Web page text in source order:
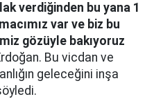
verdiğinden bu yana 1
var ve biz bu
gözüyle bakıyoruz
Bu vicdan ve
geleceğini inşa